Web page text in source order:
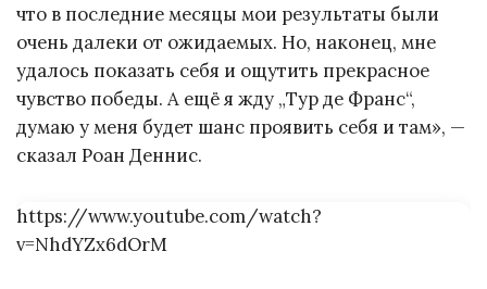
что в последние месяцы мои результаты были
очень далеки от ожидаемых. Но, наконец, мне
удалось показать себя и ощутить прекрасное
чувство победы. А ещё я жду „Тур де Франс“,
думаю у меня будет шанс проявить себя и там», —
сказал Роан Деннис.
https://www.youtube.com/watch?
v=NhdYZx6dOrM